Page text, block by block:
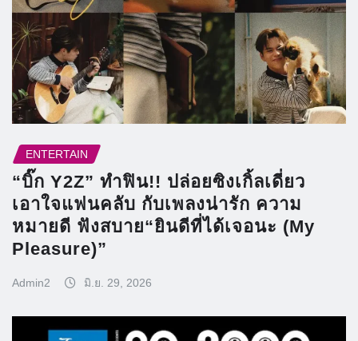
ENTERTAIN
“บิ๊ก Y2Z” ทำฟิน!! ปล่อยซิงเกิ้ลเดี่ยว
เอาใจแฟนคลับ กับเพลงน่ารัก ความ
หมายดี ฟังสบาย“ยินดีที่ได้เจอนะ (My
Pleasure)”
Admin2 มิ.ย. 29, 2026